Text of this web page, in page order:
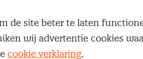
de site beter te laten
wij advertentie cookies
cookie verklaring.